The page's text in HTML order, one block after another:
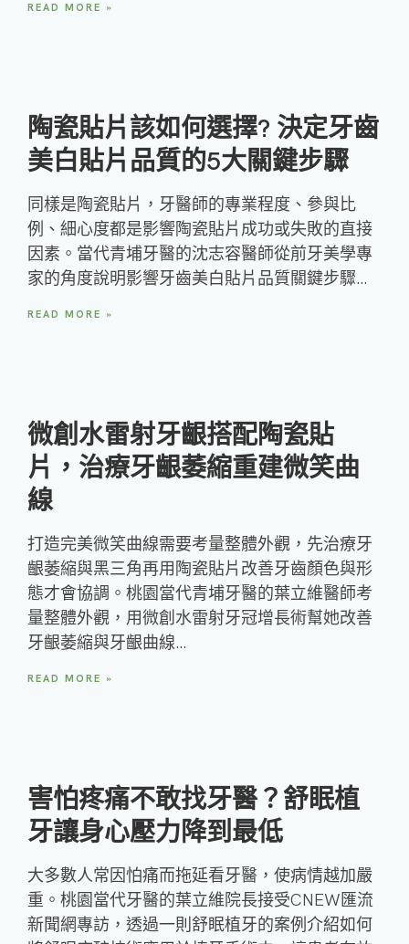
READ MORE »
陶瓷貼片該如何選擇? 決定牙齒
美白貼片品質的5大關鍵步驟
同樣是陶瓷貼片，牙醫師的專業程度、參與比
例、細心度都是影響陶瓷貼片成功或失敗的直接
因素。當代青埔牙醫的沈志容醫師從前牙美學專
家的角度說明影響牙齒美白貼片品質關鍵步驟…
READ MORE »
微創水雷射牙齦搭配陶瓷貼
片，治療牙齦萎縮重建微笑曲
線
打造完美微笑曲線需要考量整體外觀，先治療牙
齦萎縮與黑三角再用陶瓷貼片改善牙齒顏色與形
態才會協調。桃園當代青埔牙醫的葉立維醫師考
量整體外觀，用微創水雷射牙冠增長術幫她改善
牙齦萎縮與牙齦曲線…
READ MORE »
害怕疼痛不敢找牙醫？舒眠植
牙讓身心壓力降到最低
大多數人常因怕痛而拖延看牙醫，使病情越加嚴
重。桃園當代牙醫的葉立維院長接受CNEW匯流
新聞網專訪，透過一則舒眠植牙的案例介紹如何